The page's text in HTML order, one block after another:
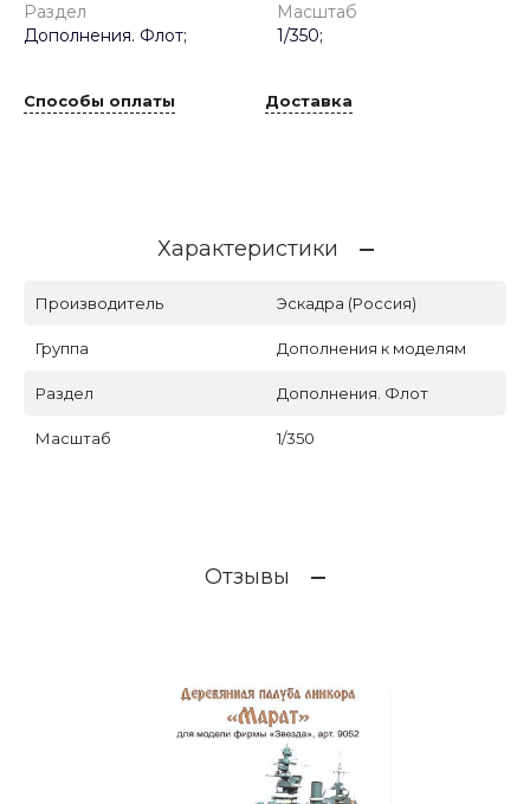
Раздел
Дополнения. Флот;
Масштаб
1/350;
Способы оплаты Доставка
Характеристики
Производитель Эскадра (Россия)
Группа Дополнения к моделям
Раздел Дополнения. Флот
Масштаб 1/350
Отзывы